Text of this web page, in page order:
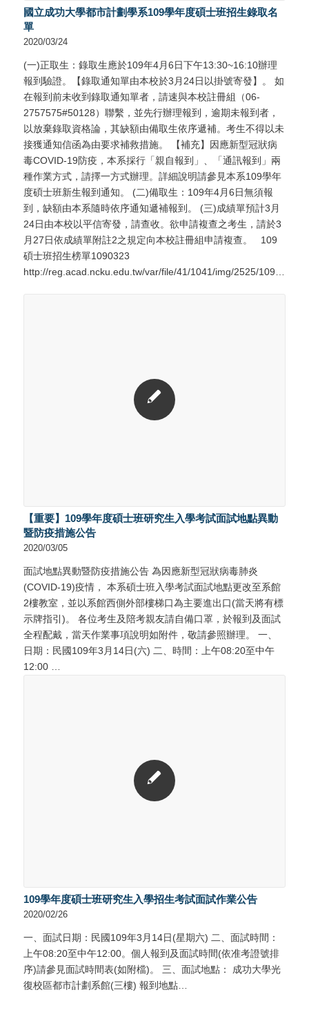
國立成功大學都市計劃學系109學年度碩士班招生錄取名
單
2020/03/24
(一)正取生：錄取生應於109年4月6日下午13:30~16:10辦理
報到驗證。【錄取通知單由本校於3月24日以掛號寄發】。 如
在報到前未收到錄取通知單者，請速與本校註冊組（06-
2757575#50128）聯繫，並先行辦理報到，逾期未報到者，
以放棄錄取資格論，其缺額由備取生依序遞補。考生不得以未
接獲通知信函為由要求補救措施。 【補充】因應新型冠狀病
毒COVID-19防疫，本系採行「親自報到」、「通訊報到」兩
種作業方式，請擇一方式辦理。詳細說明請參見本系109學年
度碩士班新生報到通知。 (二)備取生：109年4月6日無須報
到，缺額由本系隨時依序通知遞補報到。 (三)成績單預計3月
24日由本校以平信寄發，請查收。欲申請複查之考生，請於3
月27日依成績單附註2之規定向本校註冊組申請複查。 109
碩士班招生榜單1090323
【重要】109學年度碩士班研究生入學考試面試地點異動
暨防疫措施公告
2020/03/05
面試地點異動暨防疫措施公告 為因應新型冠狀病毒肺炎
(COVID-19)疫情， 本系碩士班入學考試面試地點更改至系館
2樓教室，並以系館西側外部樓梯口為主要進出口(當天將有標
示牌指引)。 各位考生及陪考親友請自備口罩，於報到及面試
全程配戴，當天作業事項說明如附件，敬請參照辦理。 一、
日期：民國109年3月14日(六) 二、時間：上午08:20至中午
12:00 …
109學年度碩士班研究生入學招生考試面試作業公告
2020/02/26
一、面試日期：民國109年3月14日(星期六) 二、面試時間：
上午08:20至中午12:00。個人報到及面試時間(依准考證號排
序)請參見面試時間表(如附檔)。 三、面試地點： 成功大學光
復校區都市計劃系館(三樓) 報到地點…